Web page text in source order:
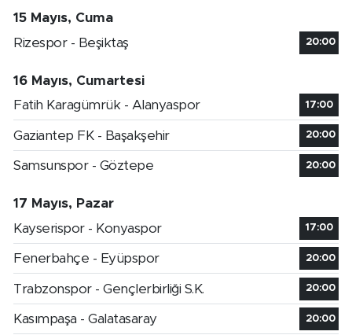
15 Mayıs, Cuma
Rizespor - Beşiktaş
20:00
16 Mayıs, Cumartesi
Fatih Karagümrük - Alanyaspor
17:00
Gaziantep FK - Başakşehir 20:00
Samsunspor - Göztepe 20:00
17 Mayıs, Pazar
Kayserispor - Konyaspor
17:00
Fenerbahçe - Eyüpspor 20:00
Trabzonspor - Gençlerbirliği S.K. 20:00
Kasımpaşa - Galatasaray 20:00